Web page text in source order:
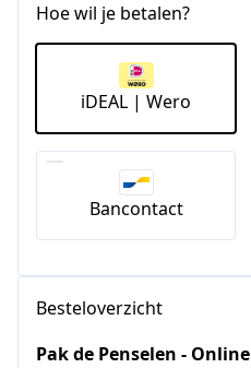
Hoe wil je betalen?
iDEAL | Wero
Bancontact
Besteloverzicht
Pak de Penselen - Online